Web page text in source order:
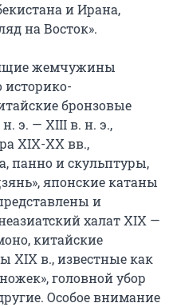
и Ирана,
на Восток».
жемчужины
историко-
бронзовые
э. — XIII в. н. э.,
XIX-XX вв.,
панно и скульптуры,
японские катаны
и
халат XIX —
китайские
XIX в., известные как
головной убор
Особое внимание